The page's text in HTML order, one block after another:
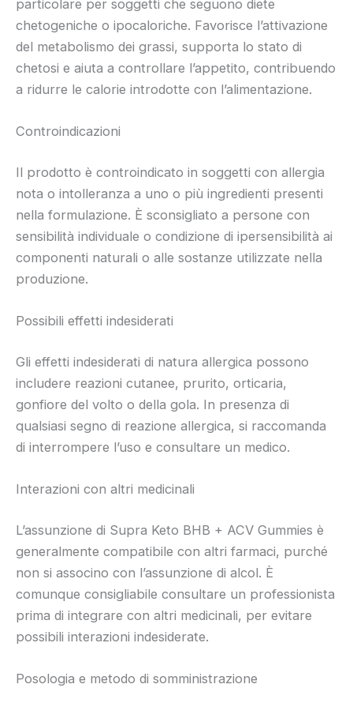
particolare per soggetti che seguono diete
chetogeniche o ipocaloriche. Favorisce l’attivazione
del metabolismo dei grassi, supporta lo stato di
chetosi e aiuta a controllare l’appetito, contribuendo
a ridurre le calorie introdotte con l’alimentazione.
Controindicazioni
Il prodotto è controindicato in soggetti con allergia
nota o intolleranza a uno o più ingredienti presenti
nella formulazione. È sconsigliato a persone con
sensibilità individuale o condizione di ipersensibilità ai
componenti naturali o alle sostanze utilizzate nella
produzione.
Possibili effetti indesiderati
Gli effetti indesiderati di natura allergica possono
includere reazioni cutanee, prurito, orticaria,
gonfiore del volto o della gola. In presenza di
qualsiasi segno di reazione allergica, si raccomanda
di interrompere l’uso e consultare un medico.
Interazioni con altri medicinali
L’assunzione di Supra Keto BHB + ACV Gummies è
generalmente compatibile con altri farmaci, purché
non si associno con l’assunzione di alcol. È
comunque consigliabile consultare un professionista
prima di integrare con altri medicinali, per evitare
possibili interazioni indesiderate.
Posologia e metodo di somministrazione